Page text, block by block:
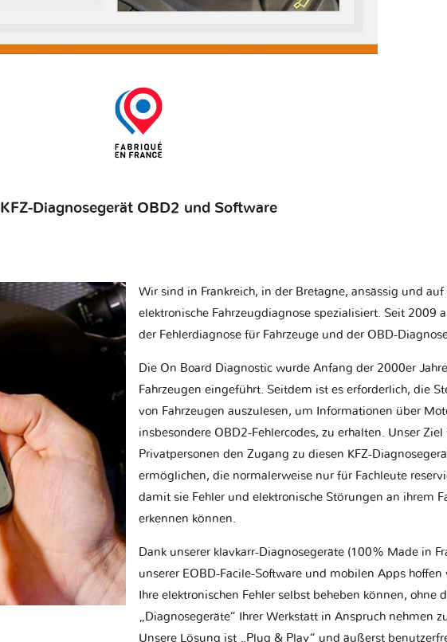
KFZ-Diagnosegerät OBD2 und Software
Wir sind in Frankreich, in der Bretagne, ansässig und auf
elektronische Fahrzeugdiagnose spezialisiert. Seit 2009
der Fehlerdiagnose für Fahrzeuge und der OBD-
Die On Board Diagnostic wurde Anfang der 2000er
Fahrzeugen eingeführt. Seitdem ist es erforderlich, die
von Fahrzeugen auszulesen, um Informationen über
insbesondere OBD2-Fehlercodes, zu erhalten. Unser Ziel
Privatpersonen den Zugang zu diesen KFZ-
ermöglichen, die normalerweise nur für Fachleute
damit sie Fehler und elektronische Störungen an ihrem
erkennen können.
Dank unserer klavkarr-Diagnosegeräte (100% Made in
unserer EOBD-Facile-Software und mobilen Apps hoffen
Ihre elektronischen Fehler selbst beheben können, ohne
„Diagnosegeräte“ Ihrer Werkstatt in Anspruch nehmen
Unsere Lösung ist „Plug & Play“ und äußerst